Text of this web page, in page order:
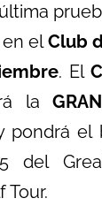
elClub
. El
la
pondrá el
del
Tour.